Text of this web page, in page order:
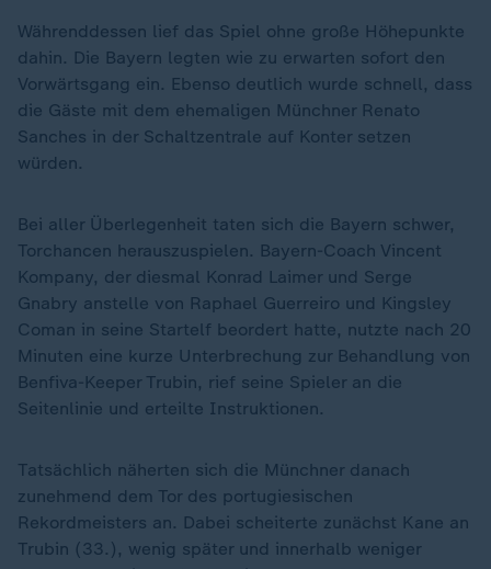
Währenddessen lief das Spiel ohne große Höhepunkte
dahin. Die Bayern legten wie zu erwarten sofort den
Vorwärtsgang ein. Ebenso deutlich wurde schnell, dass
die Gäste mit dem ehemaligen Münchner Renato
Sanches in der Schaltzentrale auf Konter setzen
würden.
Bei aller Überlegenheit taten sich die Bayern schwer,
Torchancen herauszuspielen. Bayern-Coach Vincent
Kompany, der diesmal Konrad Laimer und Serge
Gnabry anstelle von Raphael Guerreiro und Kingsley
Coman in seine Startelf beordert hatte, nutzte nach 20
Minuten eine kurze Unterbrechung zur Behandlung von
Benfiva-Keeper Trubin, rief seine Spieler an die
Seitenlinie und erteilte Instruktionen.
Tatsächlich näherten sich die Münchner danach
zunehmend dem Tor des portugiesischen
Rekordmeisters an. Dabei scheiterte zunächst Kane an
Trubin (33.), wenig später und innerhalb weniger